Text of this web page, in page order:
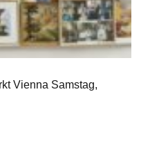
Vienna Samstag,